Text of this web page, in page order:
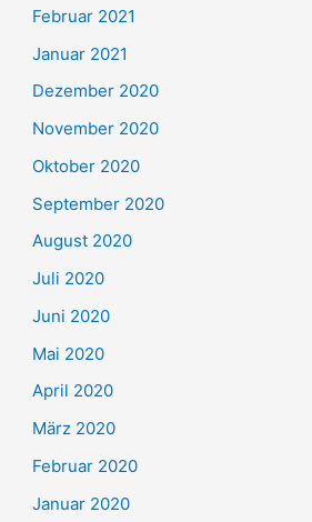
Februar 2021
Januar 2021
Dezember 2020
November 2020
Oktober 2020
September 2020
August 2020
Juli 2020
Juni 2020
Mai 2020
April 2020
März 2020
Februar 2020
Januar 2020